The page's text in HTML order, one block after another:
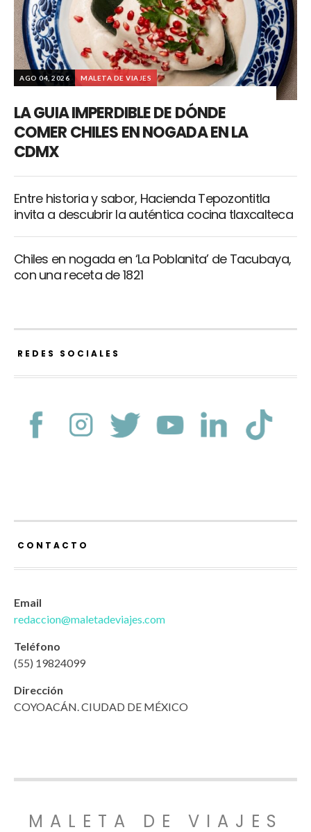
AGO 04, 2026 MALETA DE VIAJES
LA GUIA IMPERDIBLE DE DÓNDE
COMER CHILES EN NOGADA EN LA
CDMX
Entre historia y sabor, Hacienda Tepozontitla
invita a descubrir la auténtica cocina tlaxcalteca
Chiles en nogada en ‘La Poblanita’ de Tacubaya,
con una receta de 1821
REDES SOCIALES
CONTACTO
Email
redaccion@maletadeviajes.com
Teléfono
(55) 19824099
Dirección
COYOACÁN. CIUDAD DE MÉXICO
MALETA DE VIAJES